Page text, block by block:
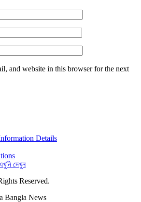
and website in this browser for the next
Details
দেখুন
Reserved.
Bangla News